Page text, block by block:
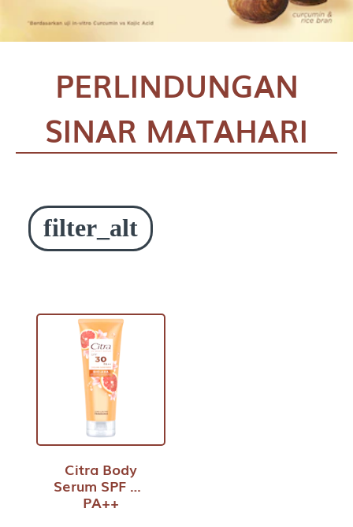
PERLINDUNGAN
SINAR MATAHARI
Citra Body
Serum SPF 30
PA++